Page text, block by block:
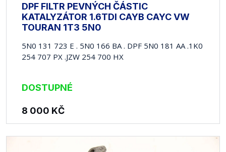
DPF FILTR PEVNÝCH ČÁSTIC
KATALYZÁTOR 1.6TDI CAYB CAYC VW
TOURAN 1T3 5N0
5N0 131 723 E . 5N0 166 BA . DPF 5N0 181 AA .1K0
254 707 PX .JZW 254 700 HX
DOSTUPNÉ
8 000 KČ